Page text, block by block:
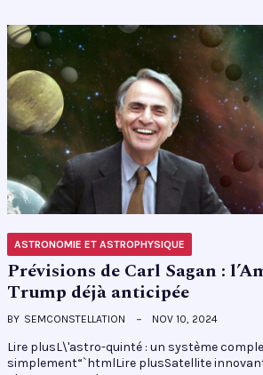
ASTRONOMIE ET ASTROPHYSIQUE
Prévisions de Carl Sagan :
Trump déjà anticipée
BY SEMCONSTELLATION NOV 10, 2024
Lire plusL\'astro-quinté : un système
simplement“`htmlLire plusSatellite